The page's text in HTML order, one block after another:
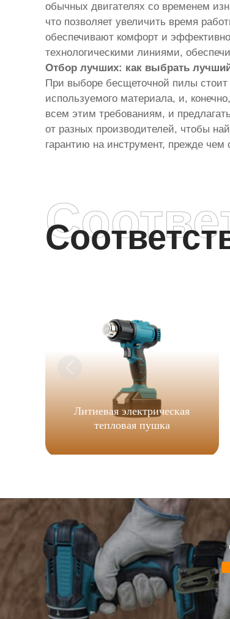
обычных двигателях со временем
что позволяет увеличить время
обеспечивают комфорт и
технологическими линиями,
Отбор лучших: как выбрать
При выборе бесщеточной пилы
используемого материала, и,
всем этим требованиям, и
от разных производителей, чтобы
гарантию на инструмент, прежде чем
Литиевая электрическая
тепловая пушка